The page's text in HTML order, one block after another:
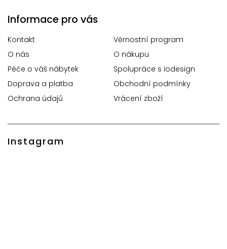
Informace pro vás
Kontakt
Věrnostní program
O nás
O nákupu
Péče o váš nábytek
Spolupráce s iodesign
Doprava a platba
Obchodní podmínky
Ochrana údajů
Vrácení zboží
Instagram